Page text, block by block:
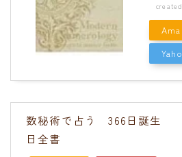
数秘術で占う 366日誕生
日全書